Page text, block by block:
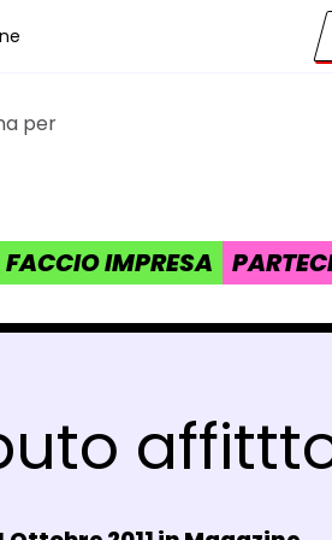
per
FACCIO IMPRESA